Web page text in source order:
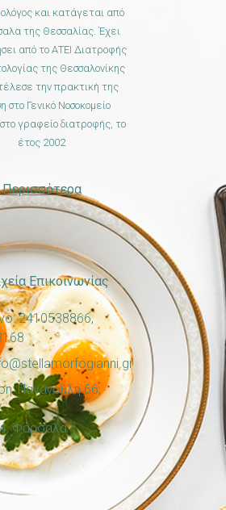
και κατάγεται από
της Θεσσαλίας. Έχει
από το ΑΤΕΙ Διατροφής
της Θεσσαλονίκης
την πρακτική της
στο Γενικό Νοσοκομείο
γραφείο διατροφής, το
έτος 2002
Περισσότερα
Επικοινωνίας
2410538866,
Παναγούλη 66,
Φάρσαλα